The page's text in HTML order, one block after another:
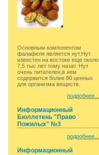
Основным компонентом
фалафеля является нут.Нут
известен на востоке еще около
7,5 тыс лет тому назат. Нут
очень питателен,в нем
содержится более 80 ценных
для организма веществ.
подробнее...
Информационный
Бюллетень "Право
Пожилых" №3
подробнее...
Информационный